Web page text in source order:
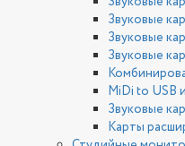
Звуковые
Звуковые
Звуковые
MiDi to USB
Звуковые
Карты